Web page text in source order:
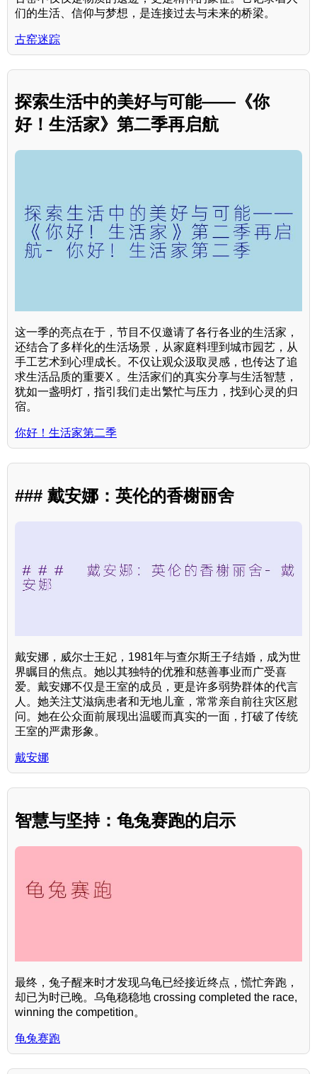
们的生活、信仰与梦想，是连接过去与未来的桥梁。
古窑迷踪
探索生活中的美好与可能——《你
好！生活家》第二季再启航
这一季的亮点在于，节目不仅邀请了各行各业的生活家，
还结合了多样化的生活场景，从家庭料理到城市园艺，从
手工艺术到心理成长。不仅让观众汲取灵感，也传达了追
求生活品质的重要X 。生活家们的真实分享与生活智慧，
犹如一盏明灯，指引我们走出繁忙与压力，找到心灵的归
宿。
你好！生活家第二季
### 戴安娜：英伦的香榭丽舍
戴安娜，威尔士王妃，1981年与查尔斯王子结婚，成为世
界瞩目的焦点。她以其独特的优雅和慈善事业而广受喜
爱。戴安娜不仅是王室的成员，更是许多弱势群体的代言
人。她关注艾滋病患者和无地儿童，常常亲自前往灾区慰
问。她在公众面前展现出温暖而真实的一面，打破了传统
王室的严肃形象。
戴安娜
智慧与坚持：龟兔赛跑的启示
最终，兔子醒来时才发现乌龟已经接近终点，慌忙奔跑，
却已为时已晚。乌龟稳稳地 crossing completed the race,
winning the competition。
龟兔赛跑